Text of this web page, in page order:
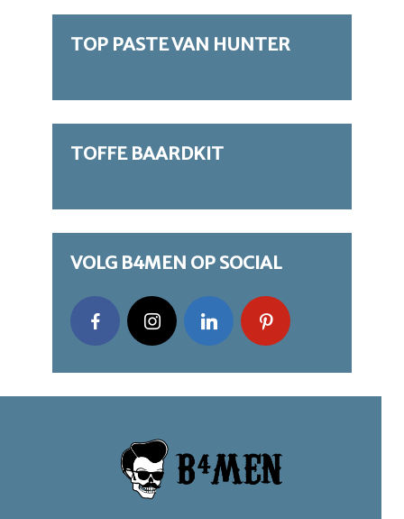
TOP PASTE VAN HUNTER
TOFFE BAARDKIT
VOLG B4MEN OP SOCIAL